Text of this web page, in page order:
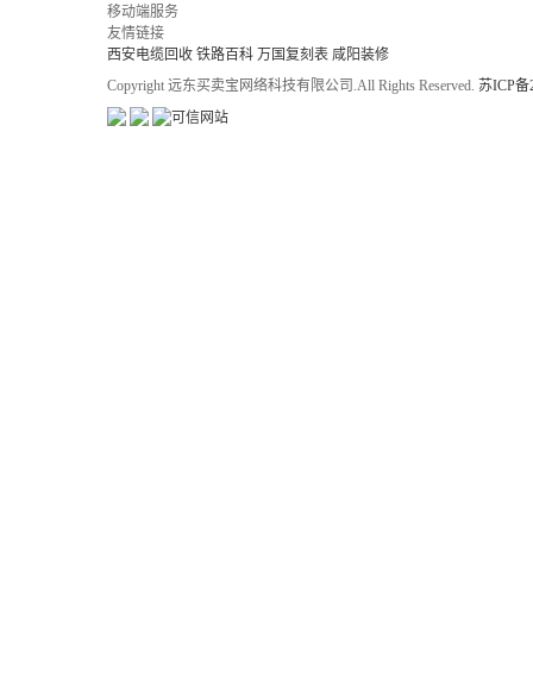
移动端服务
友情链接
西安电缆回收 铁路百科 万国复刻表 咸阳装修
Copyright 远东买卖宝网络科技有限公司.All Rights Reserved. 苏ICP备